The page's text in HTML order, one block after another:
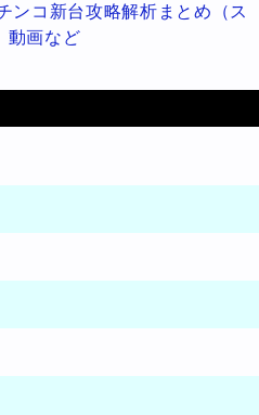
ンコ新台攻略解析まとめ（ス
動画など